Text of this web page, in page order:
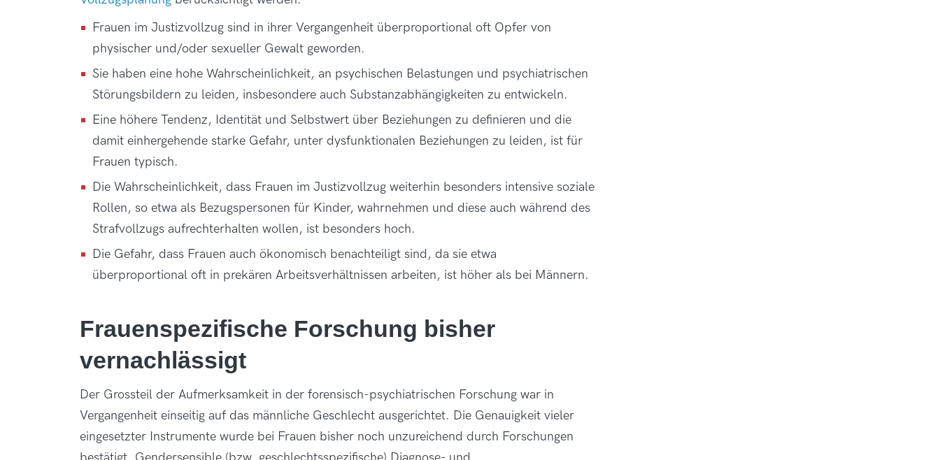
Frauen im Justizvollzug sind in ihrer Vergangenheit überproportional oft Opfer von
physischer und/oder sexueller Gewalt geworden.
Sie haben eine hohe Wahrscheinlichkeit, an psychischen Belastungen und psychiatrischen
Störungsbildern zu leiden, insbesondere auch Substanzabhängigkeiten zu entwickeln.
Eine höhere Tendenz, Identität und Selbstwert über Beziehungen zu definieren und die
damit einhergehende starke Gefahr, unter dysfunktionalen Beziehungen zu leiden, ist für
Frauen typisch.
Die Wahrscheinlichkeit, dass Frauen im Justizvollzug weiterhin besonders intensive soziale
Rollen, so etwa als Bezugspersonen für Kinder, wahrnehmen und diese auch während des
Strafvollzugs aufrechterhalten wollen, ist besonders hoch.
Die Gefahr, dass Frauen auch ökonomisch benachteiligt sind, da sie etwa
überproportional oft in prekären Arbeitsverhältnissen arbeiten, ist höher als bei Männern.
Frauenspezifische Forschung bisher
vernachlässigt
Der Grossteil der Aufmerksamkeit in der forensisch-psychiatrischen Forschung war in
Vergangenheit einseitig auf das männliche Geschlecht ausgerichtet. Die Genauigkeit vieler
eingesetzter Instrumente wurde bei Frauen bisher noch unzureichend durch Forschungen